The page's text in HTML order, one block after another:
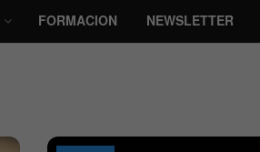
FORMACION NEWSLETTER